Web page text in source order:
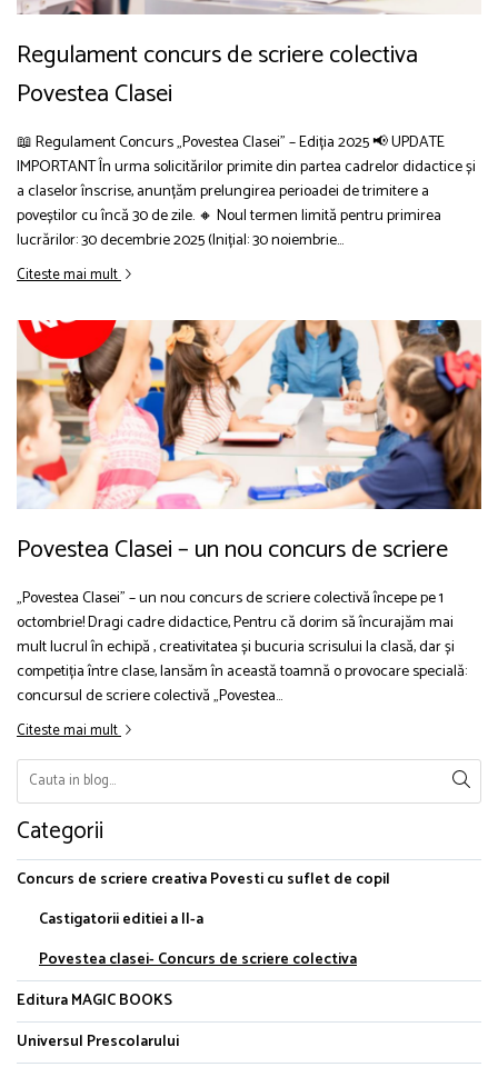
Regulament concurs de scriere colectiva
Povestea Clasei
📖 Regulament Concurs „Povestea Clasei” – Ediția 2025 📢 UPDATE
IMPORTANT În urma solicitărilor primite din partea cadrelor didactice și
a claselor înscrise, anunțăm prelungirea perioadei de trimitere a
poveștilor cu încă 30 de zile. 🔸 Noul termen limită pentru primirea
lucrărilor: 30 decembrie 2025 (Inițial: 30 noiembrie...
Citeste mai mult
Povestea Clasei – un nou concurs de scriere
„Povestea Clasei” – un nou concurs de scriere colectivă începe pe 1
octombrie! Dragi cadre didactice, Pentru că dorim să încurajăm mai
mult lucrul în echipă , creativitatea și bucuria scrisului la clasă, dar și
competiția între clase, lansăm în această toamnă o provocare specială:
concursul de scriere colectivă „Povestea...
Citeste mai mult
Categorii
Concurs de scriere creativa Povesti cu suflet de copil
Castigatorii editiei a II-a
Povestea clasei- Concurs de scriere colectiva
Editura MAGIC BOOKS
Universul Prescolarului